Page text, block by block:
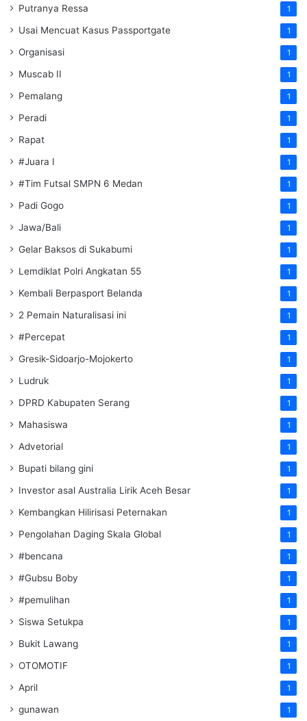
Putranya Ressa 1
Usai Mencuat Kasus Passportgate 1
Organisasi 1
Muscab II 1
Pemalang 1
Peradi 1
Rapat 1
#Juara I 1
#Tim Futsal SMPN 6 Medan 1
Padi Gogo 1
Jawa/Bali 1
Gelar Baksos di Sukabumi 1
Lemdiklat Polri Angkatan 55 1
Kembali Berpasport Belanda 1
2 Pemain Naturalisasi ini 1
#Percepat 1
Gresik-Sidoarjo-Mojokerto 1
Ludruk 1
DPRD Kabupaten Serang 1
Mahasiswa 1
Advetorial 1
Bupati bilang gini 1
Investor asal Australia Lirik Aceh Besar 1
Kembangkan Hilirisasi Peternakan 1
Pengolahan Daging Skala Global 1
#bencana 1
#Gubsu Boby 1
#pemulihan 1
Siswa Setukpa 1
Bukit Lawang 1
OTOMOTIF 1
April 1
gunawan 1